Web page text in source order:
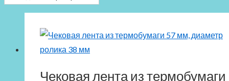
Чековая лента из термобумаги